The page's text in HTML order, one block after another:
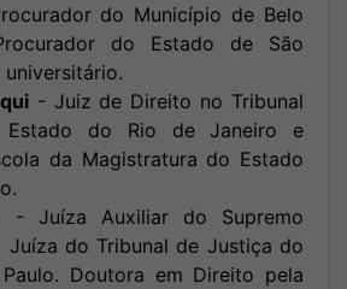
do Município de Belo
do Estado de São
universitário.
- Juiz de Direito no Tribunal
do Rio de Janeiro e
da Magistratura do Estado
- Juíza Auxiliar do Supremo
Juíza do Tribunal de Justiça do
Doutora em Direito pela